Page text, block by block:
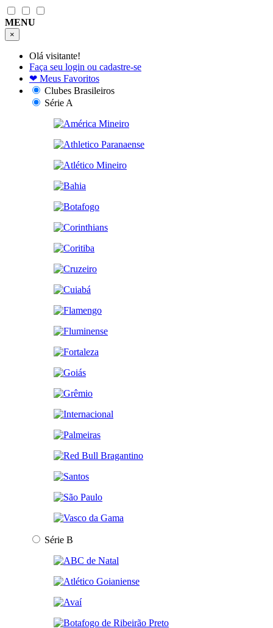
MENU
×
Olá visitante!
Faça seu login ou cadastre-se
❤ Meus Favoritos
Clubes Brasileiros
Série A
Série B